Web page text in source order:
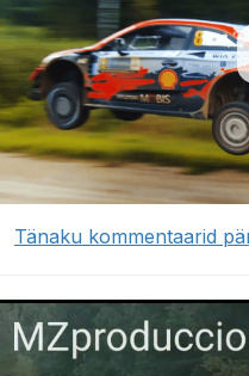
Tänaku kommentaarid